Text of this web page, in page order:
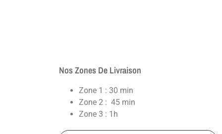
Nos Zones De Livraison
Zone 1 : 30 min
Zone 2 : 45 min
Zone 3 : 1h